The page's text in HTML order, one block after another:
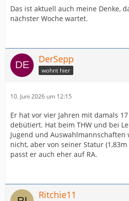
Das ist aktuell auch meine Denke,
nächster Woche wartet.
DerSepp
wohnt hier
10. Juni 2026 um 12:15
Er hat vor vier Jahren mit damals
debütiert. Hat beim THW und bei
Jugend und
nicht, aber von seiner Statur
passt er auch eher auf RA.
Ritchie11